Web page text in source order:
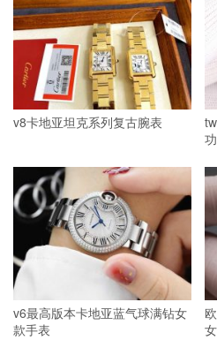
v8卡地亚坦克系列复古腕表
v6最高版本卡地亚蓝气球满钻女
款手表